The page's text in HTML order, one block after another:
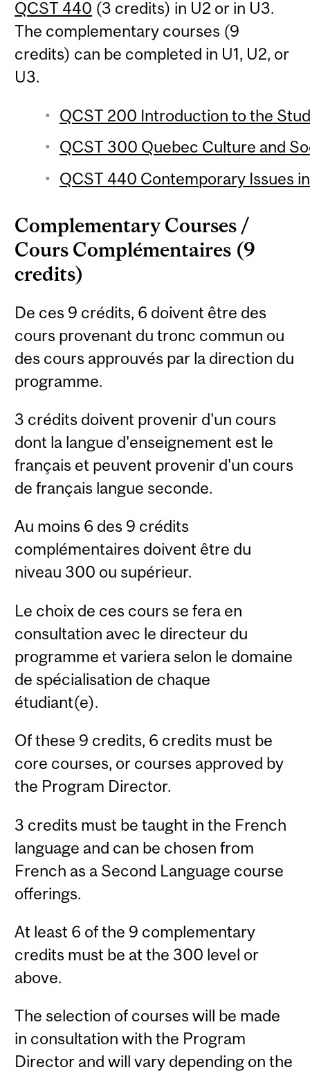
QCST 440 (3 credits) in U2 or in U3.
The complementary courses (9
credits) can be completed in U1, U2, or
U3.
QCST 200 Introduction to the
QCST 300 Quebec Culture and
QCST 440 Contemporary Issues
Complementary Courses /
Cours Complémentaires (9
credits)
De ces 9 crédits, 6 doivent être des
cours provenant du tronc commun ou
des cours approuvés par la direction du
programme.
3 crédits doivent provenir d'un cours
dont la langue d'enseignement est le
français et peuvent provenir d'un cours
de français langue seconde.
Au moins 6 des 9 crédits
complémentaires doivent être du
niveau 300 ou supérieur.
Le choix de ces cours se fera en
consultation avec le directeur du
programme et variera selon le domaine
de spécialisation de chaque
étudiant(e).
Of these 9 credits, 6 credits must be
core courses, or courses approved by
the Program Director.
3 credits must be taught in the French
language and can be chosen from
French as a Second Language course
offerings.
At least 6 of the 9 complementary
credits must be at the 300 level or
above.
The selection of courses will be made
in consultation with the Program
Director and will vary depending on the